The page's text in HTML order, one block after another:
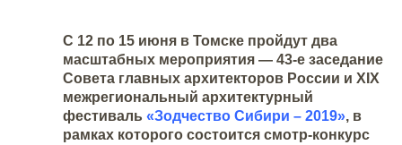
С 12 по 15 июня в Томске пройдут два
масштабных мероприятия — 43-е заседание
Совета главных архитекторов России и XIX
межрегиональный архитектурный
фестиваль «Зодчество Сибири – 2019», в
рамках которого состоится смотр-конкурс